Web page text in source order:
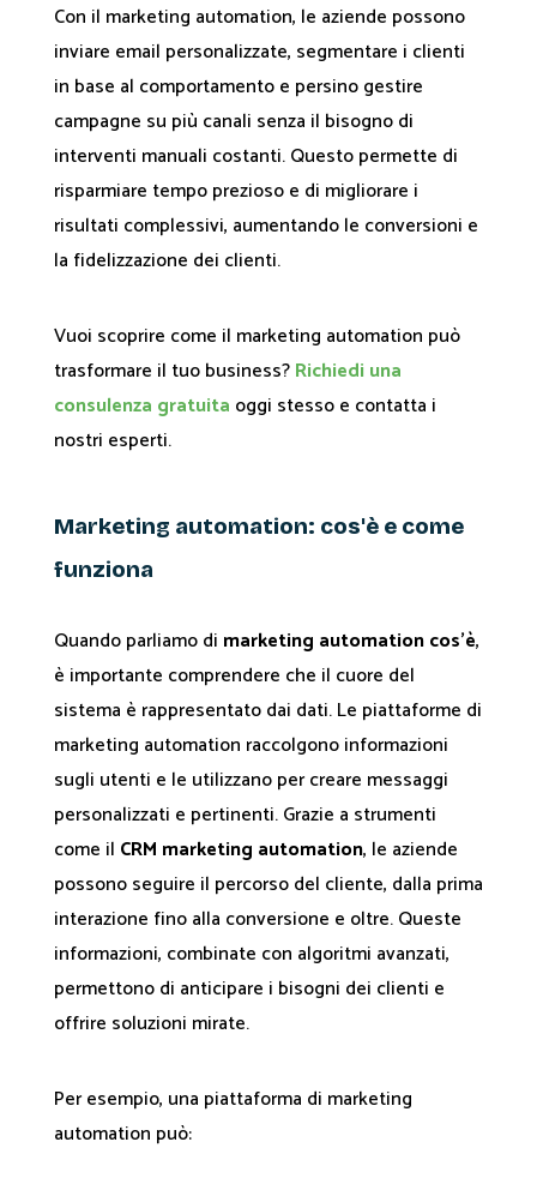
Con il marketing automation, le aziende possono
inviare email personalizzate, segmentare i clienti
in base al comportamento e persino gestire
campagne su più canali senza il bisogno di
interventi manuali costanti. Questo permette di
risparmiare tempo prezioso e di migliorare i
risultati complessivi, aumentando le conversioni e
la fidelizzazione dei clienti.
Vuoi scoprire come il marketing automation può
trasformare il tuo business?Richiedi una
consulenza gratuita oggi stesso e contatta i
nostri esperti.
Marketing automation: cos'è e come
funziona
Quando parliamo di marketing automation cos'è,
è importante comprendere che il cuore del
sistema è rappresentato dai dati. Le piattaforme di
marketing automation raccolgono informazioni
sugli utenti e le utilizzano per creare messaggi
personalizzati e pertinenti. Grazie a strumenti
come il CRM marketing automation, le aziende
possono seguire il percorso del cliente, dalla prima
interazione fino alla conversione e oltre. Queste
informazioni, combinate con algoritmi avanzati,
permettono di anticipare i bisogni dei clienti e
offrire soluzioni mirate.
Per esempio, una piattaforma di marketing
automation può: